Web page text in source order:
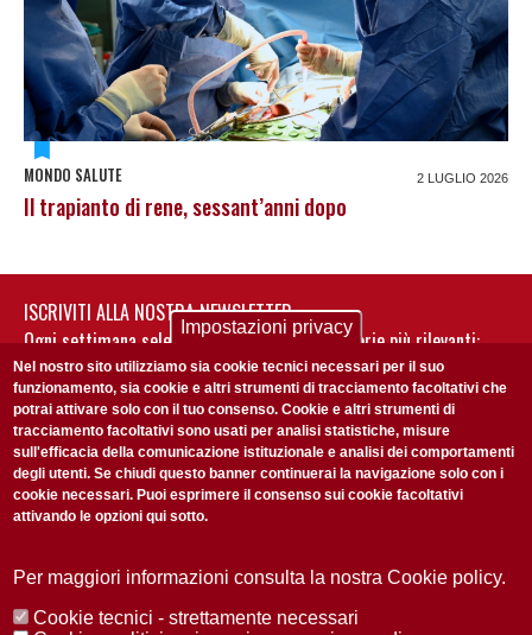
MONDO SALUTE 2 LUGLIO 2026
Il trapianto di rene, sessant’anni dopo
ISCRIVITI ALLA NOSTRA NEWSLETTER
Ogni settimana selezioniamo per te nostre storie più rilevanti:
non perderti gli aggiornamenti della nostra newsletter
Accetto laPrivacy Policy
Impostazioni privacy
Nel nostro sito utilizziamo sia cookie tecnici necessari per il suo
funzionamento, sia cookie e altri strumenti di tracciamento facoltativi che
potrai attivare solo con il tuo consenso. Cookie e altri strumenti di
tracciamento facoltativi sono usati per analisi statistiche, misure
sull'efficacia della comunicazione istituzionale e analisi dei comportamenti
degli utenti. Se chiudi questo banner continuerai la navigazione solo con i
cookie necessari. Puoi esprimere il consenso sui cookie facoltativi
attivando le opzioni qui sotto.
Per maggiori informazioni consulta la nostra Cookie policy.
Cookie tecnici - strettamente necessari